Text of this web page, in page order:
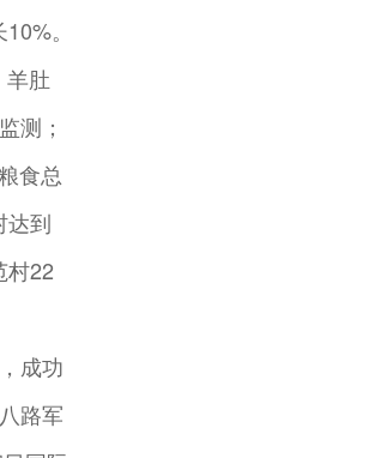
。
肚
测；
食总
达到
村22
成功
路军